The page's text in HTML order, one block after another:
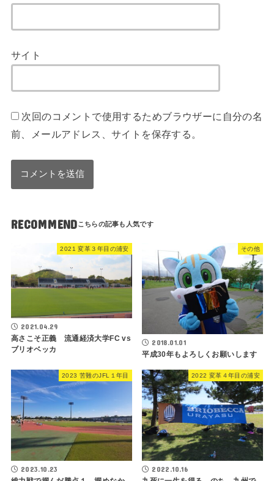
サイト
次回のコメントで使用するためブラウザーに自分の名
前、メールアドレス、サイトを保存する。
RECOMMEND
2021 変革３年目の浦安
2021.04.29
高さこそ正義 流通経済大学FC vs
ブリオベッカ
その他
2018.01.01
平成30年もよろしくお願いします
2023 苦難のJFL１年目
2023.10.23
2022 変革４年目の浦安
2022.10.16